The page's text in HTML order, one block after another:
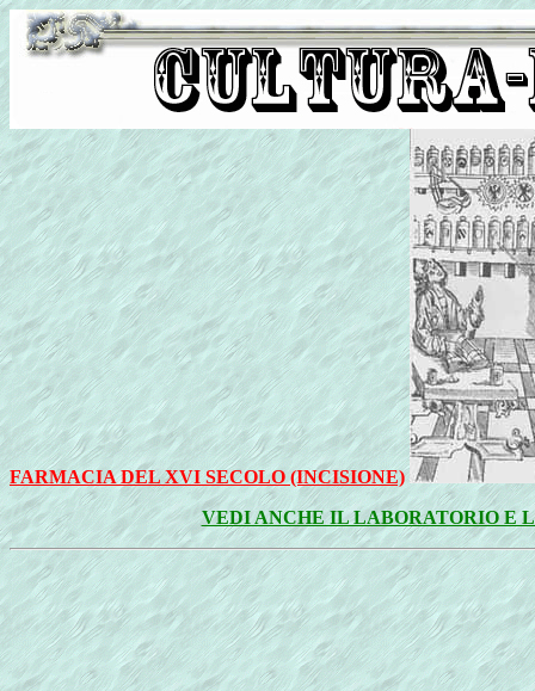
FARMACIA DEL XVI SECOLO (INCISIONE)
VEDI ANCHE IL LABORATORIO E